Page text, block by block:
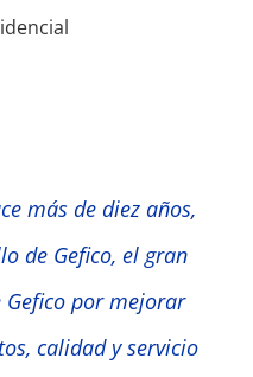
más de diez años,
de Gefico, el gran
Gefico por mejorar
calidad y servicio